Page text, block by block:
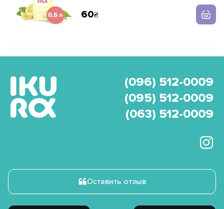
60
(096) 512-0009
(095) 512-0009
(063) 512-0009
Оставить отзыв